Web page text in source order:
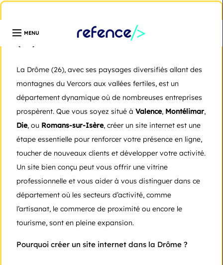
Création de site internet dans la Drôme
La Drôme (26), avec ses paysages diversifiés allant des
montagnes du Vercors aux vallées fertiles, est un
département dynamique où de nombreuses entreprises
prospèrent. Que vous soyez situé à Valence, Montélimar,
Die, ou Romans-sur-Isère, créer un site internet est une
étape essentielle pour renforcer votre présence en ligne,
toucher de nouveaux clients et développer votre activité.
Un site bien conçu peut vous offrir une vitrine
professionnelle et vous aider à vous distinguer dans ce
département où les secteurs d’activité, comme
l’artisanat, le commerce de proximité ou encore le
tourisme, sont en pleine expansion.
Pourquoi créer un site internet dans la Drôme ?